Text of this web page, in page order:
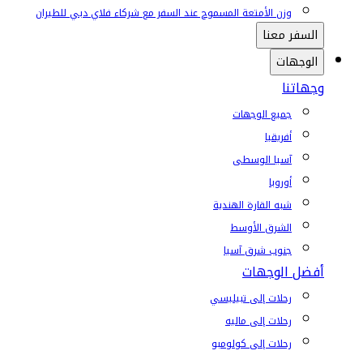
وزن الأمتعة المسموح عند السفر مع شركاء فلاي دبي للطيران
السفر معنا
الوجهات
وجهاتنا
جميع الوجهات
أفريقيا
آسيا الوسطى
أوروبا
شبه القارة الهندية
الشرق الأوسط
جنوب شرق آسيا
أفضل الوجهات
رحلات إلى تبيليسي
رحلات إلى ماليه
رحلات إلى كولومبو